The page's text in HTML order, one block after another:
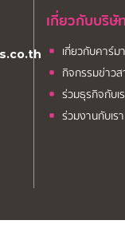
เกี่ยวกับบริษั
เกี่ยวกับคาร์ม
กิจกรรมข่าวส
ร่วมธุรกิจกับเ
ร่วมงานกับเรา